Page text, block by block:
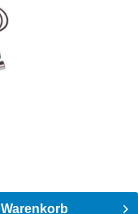
Warenkorb